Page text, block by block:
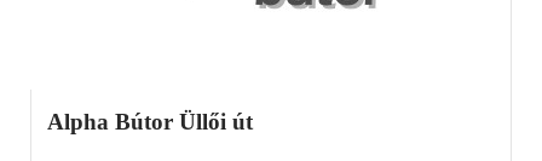
Alpha Bútor Üllői út